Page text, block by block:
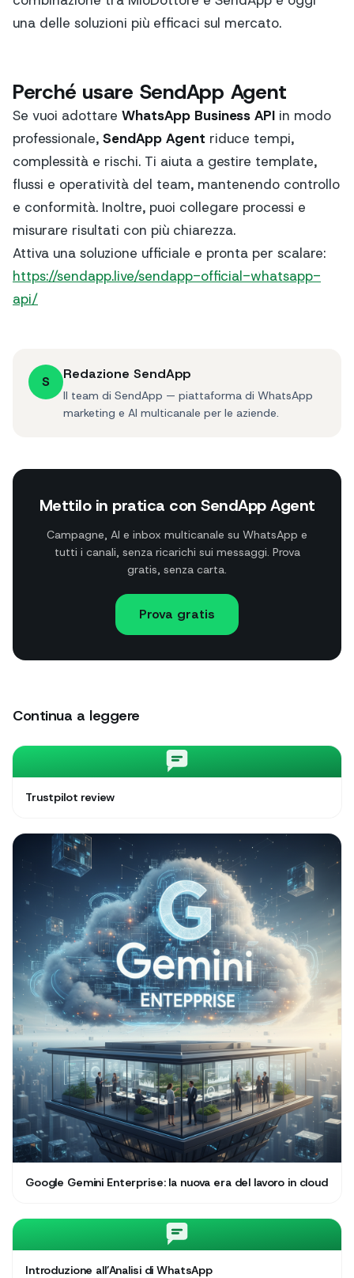
una delle soluzioni più efficaci sul mercato.
Perché usare SendApp Agent
Se vuoi adottare WhatsApp Business API in modo
professionale, SendApp Agent riduce tempi,
complessità e rischi. Ti aiuta a gestire template,
flussi e operatività del team, mantenendo controllo
e conformità. Inoltre, puoi collegare processi e
misurare risultati con più chiarezza.
Attiva una soluzione ufficiale e pronta per scalare:
https://sendapp.live/sendapp-official-whatsapp-
api/
S Redazione SendApp
Il team di SendApp — piattaforma di WhatsApp
marketing e AI multicanale per le aziende.
Mettilo in pratica con SendApp Agent
Campagne, AI e inbox multicanale su WhatsApp e
tutti i canali, senza ricarichi sui messaggi. Prova
gratis, senza carta.
Prova gratis
Continua a leggere
Trustpilot review
Google Gemini Enterprise: la nuova era del lavoro in cloud
Introduzione all’Analisi di WhatsApp